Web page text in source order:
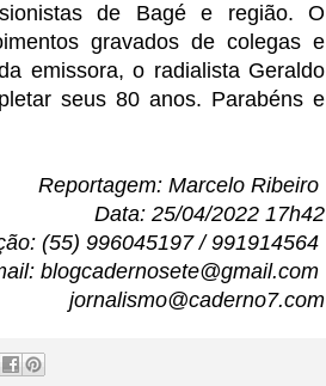
de Bagé e região. O
gravados de colegas e
emissora, o radialista Geraldo
seus 80 anos. Parabéns e
Reportagem: Marcelo Ribeiro
Data: 25/04/2022 17h42
(55) 996045197 / 991914564
blogcadernosete@gmail.com
jornalismo@caderno7.com